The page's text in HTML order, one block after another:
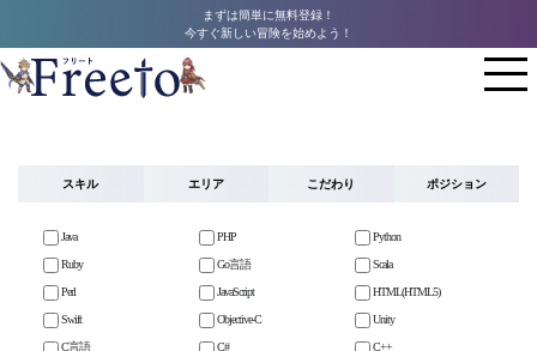
まずは簡単に無料登録！
今すぐ新しい冒険を始めよう！
スキル エリア こだわり ポジション
Java PHP Python
Ruby Go言語 Scala
Perl JavaScript HTML(HTML5)
Swift Objective-C Unity
C言語 C# C++